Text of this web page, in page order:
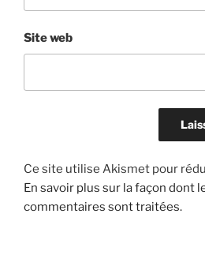
Site web
Ce site utilise Akismet pour
En savoir plus sur la façon dont
commentaires sont traitées.